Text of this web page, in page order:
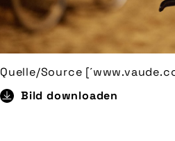
Quelle/Source
Bild downloaden